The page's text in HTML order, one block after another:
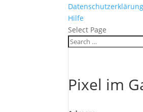
Datenschutzerklärung
Hilfe
Select Page
Pixel im